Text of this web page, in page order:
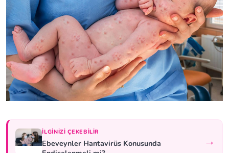
İLGINIZI ÇEKEBILIR
Ebeveynler Hantavirüs Konusunda
→